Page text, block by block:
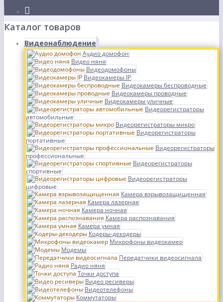
Каталог товаров
Видеонаблюдение
Аудио домофон
Видео няня
Видеодомофоны
Видеокамеры IP
Видеокамеры беспроводные
Видеокамеры проводные
Видеокамеры уличные
Видеорегистраторы
автомобильные
Видеорегистраторы микро
Видеорегистраторы
портативные
Видеорегистраторы
профессиональные
Видеорегистраторы
спортивные
Видеорегистраторы
цифровые
Камера взрывозащищенная
Камера лазерная
Камера ночная
Камера распознавания
Камера умная
Кодеры-декодеры
Микрофоны видеокамер
Модемы
Передатчики видеосигнала
Радио няня
Точки доступа
Видео ресиверы
Видеотелефоны
Коммутаторы